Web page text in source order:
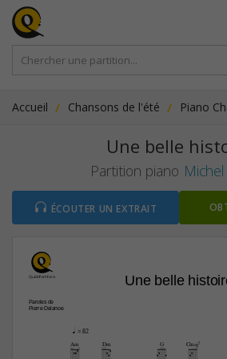
Accueil Chansons de l'été Piano
Une belle
Partition piano
ÉCOUTER UN EXTRAIT
Paroles de
Pierre Delanoe
Une belle
q = 82
Am Dm G Cmaj7